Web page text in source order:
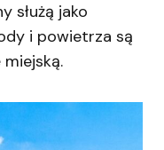
służą jako
i powietrza są